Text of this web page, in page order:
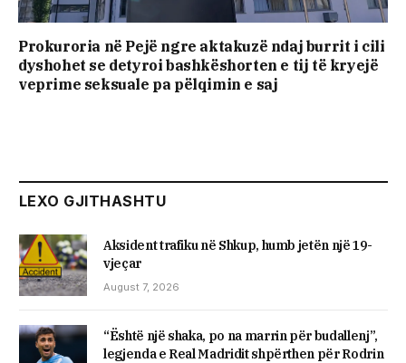
Prokuroria në Pejë ngre aktakuzë ndaj burrit i cili
dyshohet se detyroi bashkëshorten e tij të kryejë
veprime seksuale pa pëlqimin e saj
LEXO GJITHASHTU
Aksident trafiku në Shkup, humb jetën një 19-
vjeçar
August 7, 2026
“Është një shaka, po na marrin për budallenj”,
legjenda e Real Madridit shpërthen për Rodrin